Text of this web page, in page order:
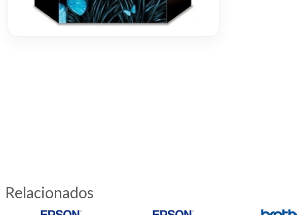
Relacionados